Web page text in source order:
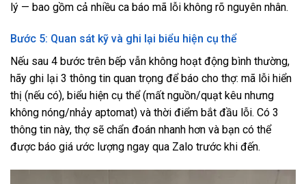
lý — bao gồm cả nhiều ca báo mã lỗi không rõ nguyên nhân.
Bước 5: Quan sát kỹ và ghi lại biểu hiện cụ thể
Nếu sau 4 bước trên bếp vẫn không hoạt động bình thường,
hãy ghi lại 3 thông tin quan trọng để báo cho thợ: mã lỗi hiển
thị (nếu có), biểu hiện cụ thể (mất nguồn/quạt kêu nhưng
không nóng/nhảy aptomat) và thời điểm bắt đầu lỗi. Có 3
thông tin này, thợ sẽ chẩn đoán nhanh hơn và bạn có thể
được báo giá ước lượng ngay qua Zalo trước khi đến.